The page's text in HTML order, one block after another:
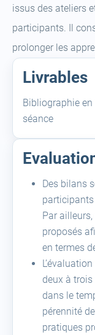
issus des ateliers
participants. Il
prolonger les
Livrables
Bibliographie
séance
Des bilans
participants
Par
proposés
en termes
deux à
dans le
pérennité
pratiques